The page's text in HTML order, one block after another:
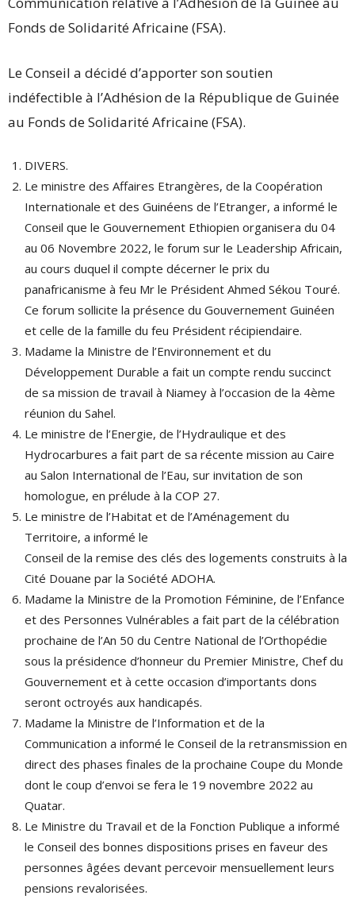
Fonds de Solidarité Africaine (FSA).
Le Conseil a décidé d’apporter son soutien
indéfectible à l’Adhésion de la République de Guinée
au Fonds de Solidarité Africaine (FSA).
DIVERS.
Le ministre des Affaires Etrangères, de la Coopération
Internationale et des Guinéens de l’Etranger, a informé le
Conseil que le Gouvernement Ethiopien organisera du 04
au 06 Novembre 2022, le forum sur le Leadership Africain,
au cours duquel il compte décerner le prix du
panafricanisme à feu Mr le Président Ahmed Sékou Touré.
Ce forum sollicite la présence du Gouvernement Guinéen
et celle de la famille du feu Président récipiendaire.
Madame la Ministre de l’Environnement et du
Développement Durable a fait un compte rendu succinct
de sa mission de travail à Niamey à l’occasion de la 4ème
réunion du Sahel.
Le ministre de l’Energie, de l’Hydraulique et des
Hydrocarbures a fait part de sa récente mission au Caire
au Salon International de l’Eau, sur invitation de son
homologue, en prélude à la COP 27.
Le ministre de l’Habitat et de l’Aménagement du
Territoire, a informé le
Conseil de la remise des clés des logements construits à la
Cité Douane par la Société ADOHA.
Madame la Ministre de la Promotion Féminine, de l’Enfance
et des Personnes Vulnérables a fait part de la célébration
prochaine de l’An 50 du Centre National de l’Orthopédie
sous la présidence d’honneur du Premier Ministre, Chef du
Gouvernement et à cette occasion d’importants dons
seront octroyés aux handicapés.
Madame la Ministre de l’Information et de la
Communication a informé le Conseil de la retransmission en
direct des phases finales de la prochaine Coupe du Monde
dont le coup d’envoi se fera le 19 novembre 2022 au
Quatar.
Le Ministre du Travail et de la Fonction Publique a informé
le Conseil des bonnes dispositions prises en faveur des
personnes âgées devant percevoir mensuellement leurs
pensions revalorisées.